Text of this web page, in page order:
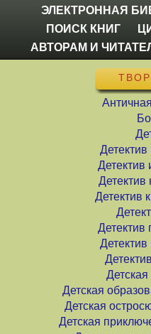
ЭЛЕКТРОННАЯ
ПОИСК КНИГ
АВТОРАМ И
Детектив
Детектив
Детектив
Детектив
Детектив
Детская
Детская
Детская
Детская